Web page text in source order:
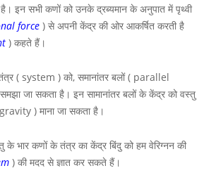
इन सभी कणों को उनके द्रब्यमान के अनुपात में पृथ्वी
force ) से अपनी केंद्र की ओर आकर्षित करती है
) कहते हैं।
( system ) को, समानांतर बलों ( parallel
जा सकता है। इन सामानांतर बलों के केंद्र को वस्तु
) माना जा सकता है।
के भार कणों के तंत्र का केंद्र बिंदु को हम वेरिग्नन की
) की मदद से ज्ञात कर सकते हैं।